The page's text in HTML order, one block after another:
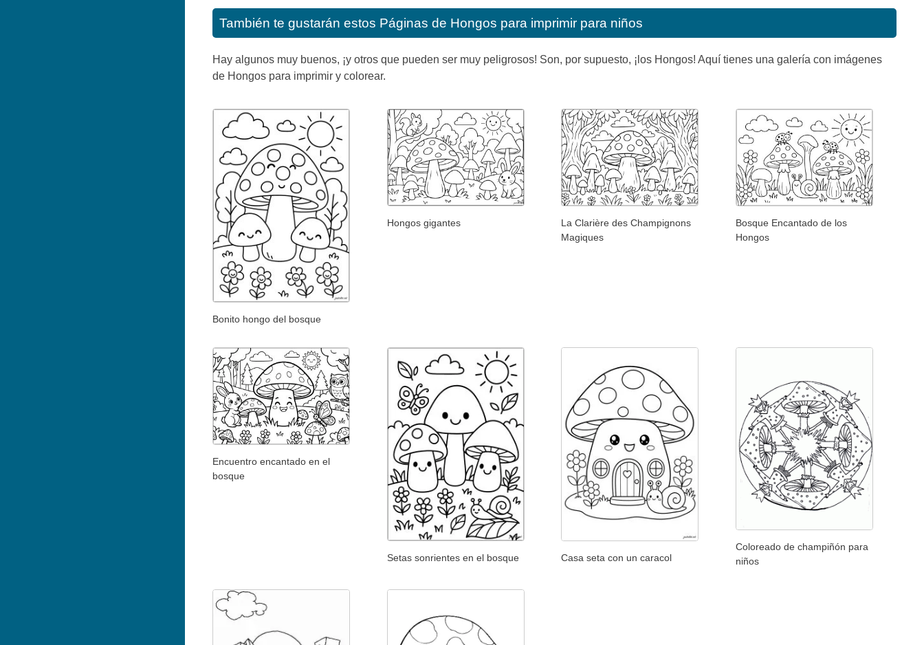
También te gustarán estos Páginas de Hongos para imprimir para niños
Hay algunos muy buenos, ¡y otros que pueden ser muy peligrosos! Son, por supuesto, ¡los Hongos! Aquí tienes una galería con imágenes
de Hongos para imprimir y colorear.
Bonito hongo del bosque
Hongos gigantes
La Clarière des Champignons
Magiques
Bosque Encantado de los
Hongos
Encuentro encantado en el
bosque
Setas sonrientes en el bosque Casa seta con un caracol
Coloreado de champiñón para
niños